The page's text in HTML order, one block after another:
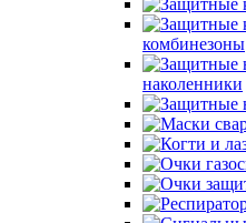
комбинезоны
наколенники